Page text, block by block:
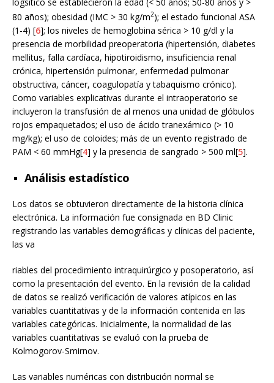
80 años); obesidad (IMC > 30 kg/m2); el estado funcional ASA
(1-4) [6]; los niveles de hemoglobina sérica > 10 g/dl y la
presencia de morbilidad preoperatoria (hipertensión, diabetes
mellitus, falla cardíaca, hipotiroidismo, insuficiencia renal
crónica, hipertensión pulmonar, enfermedad pulmonar
obstructiva, cáncer, coagulopatía y tabaquismo crónico).
Como variables explicativas durante el intraoperatorio se
incluyeron la transfusión de al menos una unidad de glóbulos
rojos empaquetados; el uso de ácido tranexámico (> 10
mg/kg); el uso de coloides; más de un evento registrado de
PAM < 60 mmHg[4] y la presencia de sangrado > 500 ml[5].
Análisis estadístico
Los datos se obtuvieron directamente de la historia clínica
electrónica. La información fue consignada en BD Clinic
registrando las variables demográficas y clínicas del paciente,
las va
riables del procedimiento intraquirúrgico y posoperatorio, así
como la presentación del evento. En la revisión de la calidad
de datos se realizó verificación de valores atípicos en las
variables cuantitativas y de la información contenida en las
variables categóricas. Inicialmente, la normalidad de las
variables cuantitativas se evaluó con la prueba de
Kolmogorov-Smirnov.
Las variables numéricas con distribución normal se